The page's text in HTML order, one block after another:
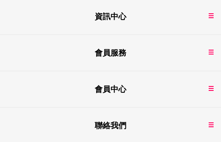
資訊中心
會員服務
會員中心
聯絡我們